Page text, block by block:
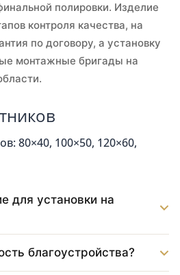
полировки. Изделие
контроля качества, на
по договору, а установку
монтажные бригады на
для установки на
благоустройства?